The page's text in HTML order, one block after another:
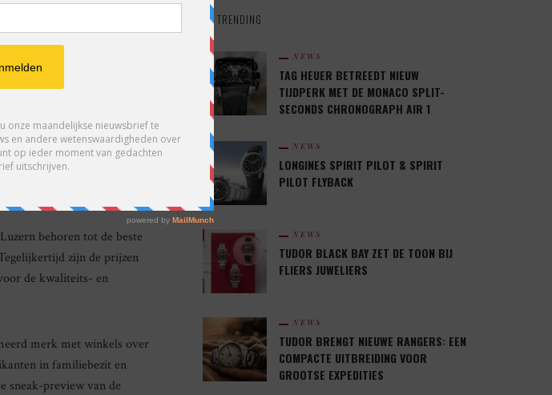
horlogeliefhebbers
Zwitserse juweliersketen,
horlogecollectie en zelfs
behoren tot de beste
zijn de prijzen
de kwaliteits- en
merk met winkels over
in familiebezit en
sneak-preview van de
TRENDING
NEWS
TAG HEUER BETREEDT NIEUW
TIJDPERK MET DE MONACO SPLIT-
SECONDS CHRONOGRAPH AIR 1
NEWS
LONGINES SPIRIT PILOT & SPIRIT
PILOT FLYBACK
NEWS
TUDOR BLACK BAY ZET DE TOON BIJ
FLIERS JUWELIERS
NEWS
TUDOR BRENGT NIEUWE RANGERS: EEN
COMPACTE UITBREIDING VOOR
GROOTSE EXPEDITIES